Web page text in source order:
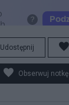
Udostępnij
Obserwuj notkę